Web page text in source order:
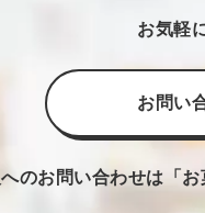
お気軽
お問い
のお問い合わせは 「